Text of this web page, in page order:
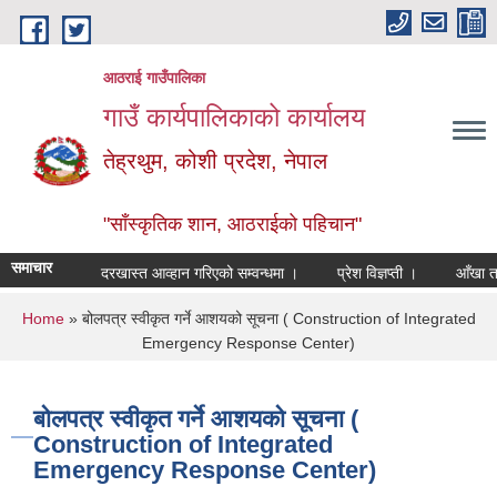
Skip to main content
आठराई गाउँपालिका
गाउँ कार्यपालिकाको कार्यालय
तेह्रथुम, कोशी प्रदेश, नेपाल
"साँस्कृतिक शान, आठराईको पहिचान"
समाचार दरखास्त आव्हान गरिएको सम्वन्धमा । प्रेश विज्ञप्ती । आँखा तथा
You are here
Home» बोलपत्र स्वीकृत गर्ने आशयको सूचना ( Construction of Integrated
Emergency Response Center)
बोलपत्र स्वीकृत गर्ने आशयको सूचना (
Construction of Integrated
Emergency Response Center)